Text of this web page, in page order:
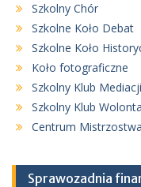
Szkolny Chór
Szkolne Koło Debat
Szkolne Koło
Koło fotograficzne
Szkolny Klub Mediacji
Szkolny Klub
Centrum
Sprawozadnia